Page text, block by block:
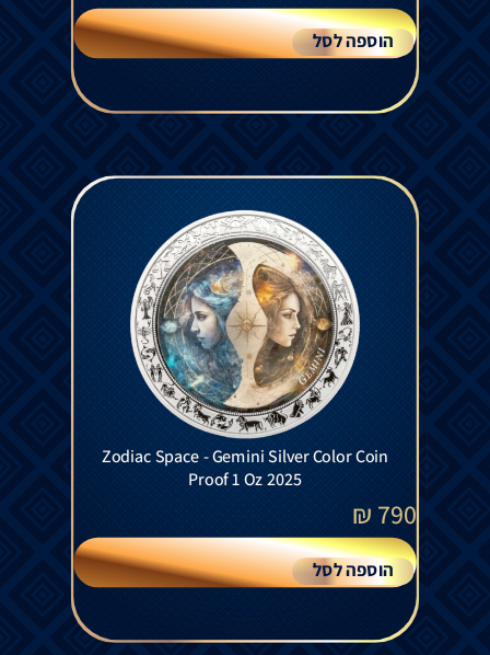
הוספה לסל
Zodiac Space - Gemini Silver Color Coin
Proof 1 Oz 2025
790
₪
הוספה לסל